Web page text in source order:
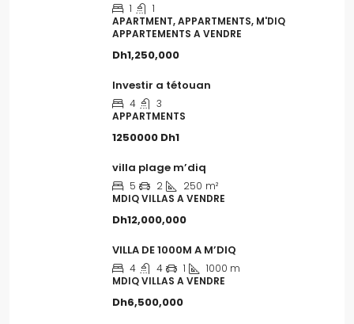
1
1
APARTMENT, APPARTMENTS, M'DIQ
APPARTEMENTS A VENDRE
Dh1,250,000
Investir a tétouan
4
3
APPARTMENTS
1250000 Dh1
villa plage m’diq
5 2 250 m²
MDIQ VILLAS A VENDRE
Dh12,000,000
VILLA DE 1000M A M’DIQ
4 4 1
1000 m
MDIQ VILLAS A VENDRE
Dh6,500,000